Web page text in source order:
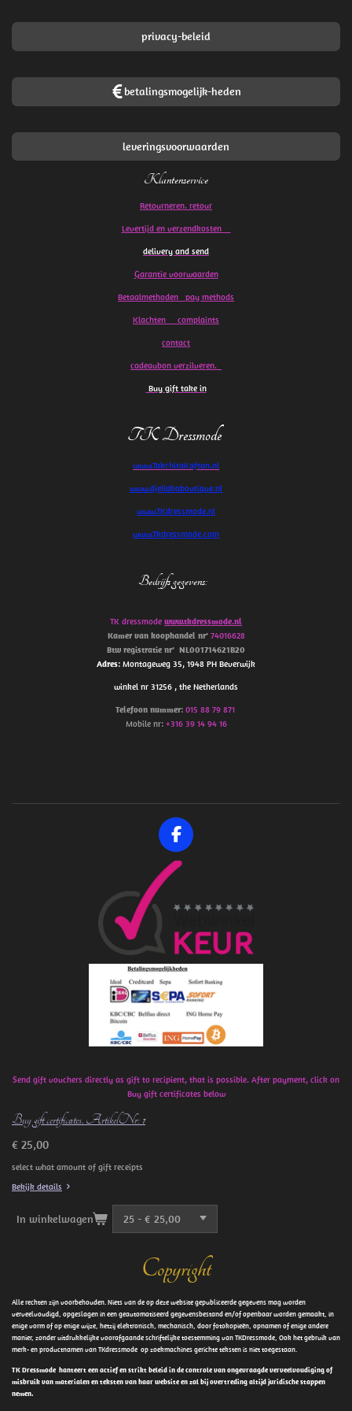
privacy-beleid
betalingsmogelijk-heden
leveringsvoorwaarden
Klantenservice
Retourneren. retour
Levertijd en verzendkosten
delivery and send
Garantie voorwaarden
Betaalmethoden pay methods
Klachten complaints
contact
cadeaubon verzilveren.
Buy gift take in
TK Dressmode
www.TakchitaKaftan.nl
www.djellababoutique.nl
www.TKdressmode.nl
www.Tkdressmode.com
Bedrijfs gegevens:
TK dressmode www.tkdressmode.nl
Kamer van koophandel nr’ 74016628
Btw registratie nr’ NL001714621B20
Adres: Montageweg 35, 1948 PH Beverwijk
winkel nr 31256 , the Netherlands
Telefoon nummer:015 88 79 871
Mobile nr: +316 39 14 94 16
F
a
c
b
o
k
Send gift vouchers directly as gift to recipient, that is possible. After payment, click on
Buy gift certificates below
Buy gift certificates. ArtikelNr: 1
€ 25,00
select what amount of gift receipts
Bekijk details
In winkelwagen
Copyright
Alle rechten zijn voorbehouden. Niets van de op deze website gepubliceerde gegevens mag worden
verveelvoudigd, opgeslagen in een geautomatiseerd gegevensbestand en/of openbaar worden gemaakt, in
enige vorm of op enige wijze, hetzij elektronisch, mechanisch, door fotokopieën, opnamen of enige andere
manier, zonder uitdrukkelijke voorafgaande schriftelijke toestemming van TKDressmode, Ook het gebruik van
merk- en productnamen van TKdressmode op zoekmachines gerichte teksten is niet toegestaan.
TK Dressmode hanteert een actief en strikt beleid in de controle van ongevraagde verveelvoudiging of
misbruik van materialen en teksten van haar website en zal bij overtreding altijd juridische stappen
nemen.